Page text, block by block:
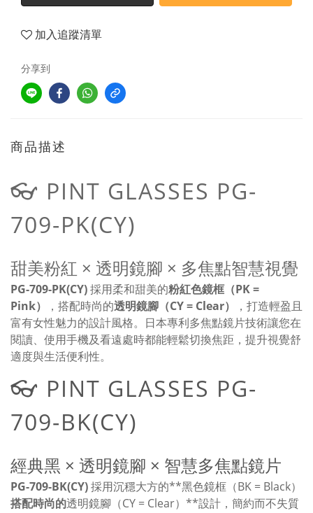
加入追蹤清單
分享到
商品描述
👓 PINT GLASSES PG-
709-PK(CY)
甜美粉紅 × 透明鏡腳 × 多焦點智慧視覺
PG-709-PK(CY)採用柔和甜美的粉紅色鏡框（PK =
Pink）
，搭配時尚的透明鏡腳（CY = Clear）
，打造輕盈且
富有女性魅力的設計風格。日本專利多焦點鏡片技術讓您在
閱讀、使用手機及看遠處時都能輕鬆切換焦距，提升視覺舒
適度與生活便利性。
👓 PINT GLASSES PG-
709-BK(CY)
經典黑 × 透明鏡腳 × 智慧多焦點鏡片
PG-709-BK(CY)採用沉穩大方的**黑色鏡框（BK = Black）
搭配時尚的透明鏡腳（CY = Clear）**設計，簡約而不失質